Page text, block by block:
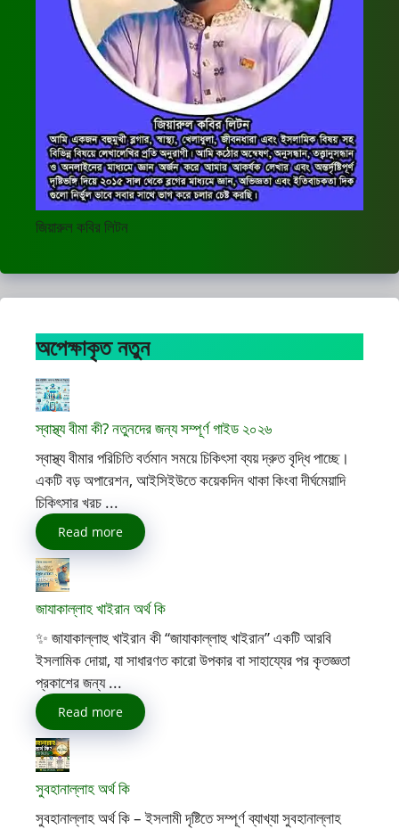
জিয়ারুল কবির লিটন
অপেক্ষাকৃত নতুন
স্বাস্থ্য বীমা কী? নতুনদের জন্য সম্পূর্ণ গাইড ২০২৬
স্বাস্থ্য বীমার পরিচিতি বর্তমান সময়ে চিকিৎসা ব্যয় দ্রুত বৃদ্ধি পাচ্ছে।
একটি বড় অপারেশন, আইসিইউতে কয়েকদিন থাকা কিংবা দীর্ঘমেয়াদি
চিকিৎসার খরচ ...
Read more
জাযাকাল্লাহ খাইরান অর্থ কি
✨ জাযাকাল্লাহু খাইরান কী “জাযাকাল্লাহু খাইরান” একটি আরবি
ইসলামিক দোয়া, যা সাধারণত কারো উপকার বা সাহায্যের পর কৃতজ্ঞতা
প্রকাশের জন্য ...
Read more
সুবহানাল্লাহ অর্থ কি
সুবহানাল্লাহ অর্থ কি – ইসলামী দৃষ্টিতে সম্পূর্ণ ব্যাখ্যা সুবহানাল্লাহ